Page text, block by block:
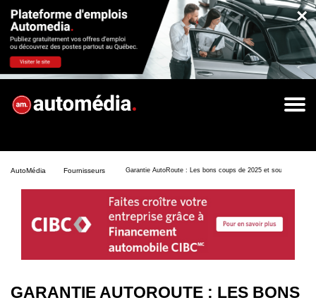
×
AutoMédia Fournisseurs Garantie AutoRoute : Les bons coups de 2025 et souhaits pour
GARANTIE AUTOROUTE : LES BONS